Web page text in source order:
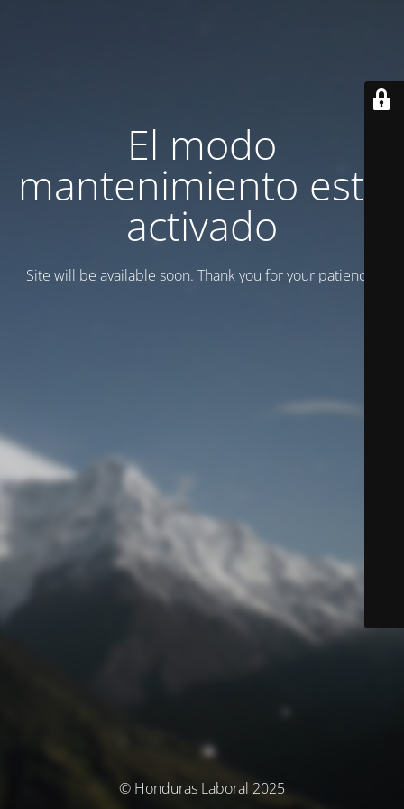
El modo
mantenimiento está
activado
Site will be available soon. Thank you for your patience!
© Honduras Laboral 2025